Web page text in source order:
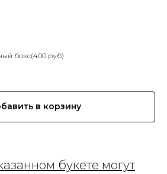
бокс(400 руб)
в корзину
букете могут